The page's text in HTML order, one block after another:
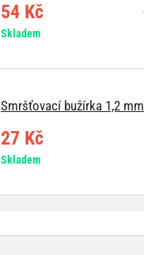
54 Kč
Skladem
Smršťovací bužírka 1,2 mm
27 Kč
Skladem